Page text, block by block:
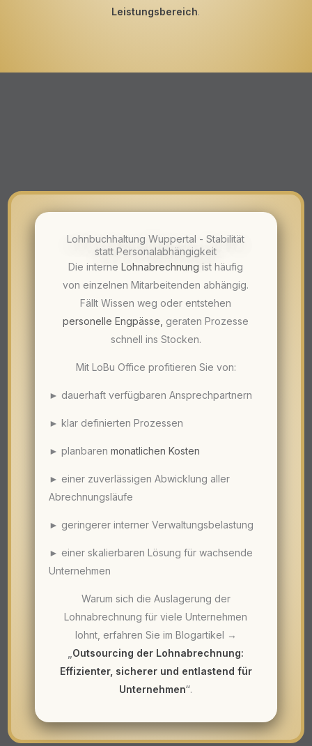
Leistungsbereich.
Lohnbuchhaltung Wuppertal - Stabilität
statt Personalabhängigkeit
Die interneLohnabrechnung ist häufig
von einzelnen Mitarbeitenden abhängig.
Fällt Wissen weg oder entstehen
personelle Engpässe geraten Prozesse
schnell ins Stocken.
Mit LoBu Office profitieren Sie von:
► dauerhaft verfügbaren Ansprechpartnern
► klar definierten Prozessen
► planbarenmonatlichen Kosten
► einer zuverlässigen Abwicklung aller
Abrechnungsläufe
► geringerer interner Verwaltungsbelastung
► einer skalierbaren Lösung für wachsende
Unternehmen
Warum sich die Auslagerung der
Lohnabrechnung für viele Unternehmen
lohnt, erfahren Sie im Blogartikel →
Outsourcing der Lohnabrechnung:
Effizienter, sicherer und entlastend für
Unternehmen“.